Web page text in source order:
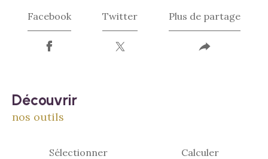
Facebook Twitter Plus de partage
découvrir
nos outils
Sélectionner Calculer